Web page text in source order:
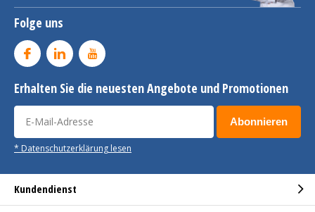
Folge uns
Erhalten Sie die neuesten Angebote und Promotionen
Abonnieren
* Datenschutzerklärung lesen
Kundendienst